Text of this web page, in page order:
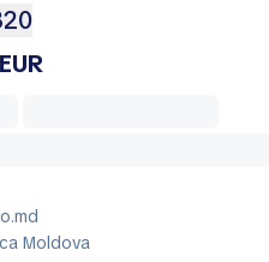
Moldova